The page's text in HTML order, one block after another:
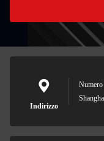
Indirizzo
Numero